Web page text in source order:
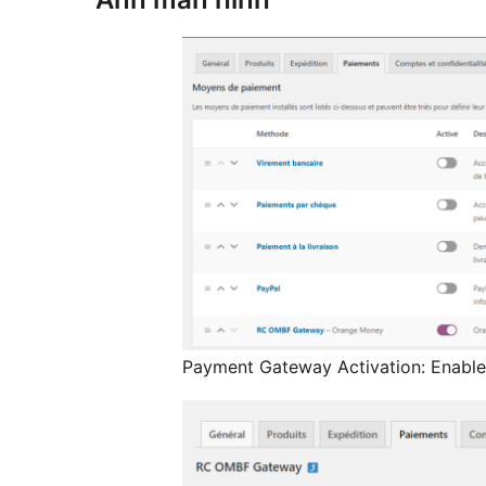
Payment Gateway Activation: